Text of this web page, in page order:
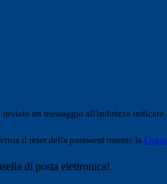
inviato un messaggio all'indirizzo indicato
il reset della password tramite la
di posta elettronica!